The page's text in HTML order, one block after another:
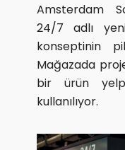
Amsterdam
24/7 adlı
konseptinin
Mağazada
bir ürün
kullanılıyor.